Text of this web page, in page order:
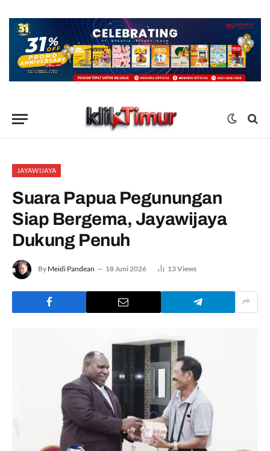
JAYAWIJAYA
Suara Papua Pegunungan
Siap Bergema, Jayawijaya
Dukung Penuh
By Meidi Pandean 18 Juni 2026 13Views